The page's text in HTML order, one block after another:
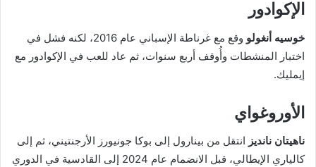
الإكوادور
خوسيه أنغولو
وقع مع غرناطة الإسباني عام 2016، لكنه فشل في
اختبار المنشطات وأُوقف أربع سنوات، ثم عاد للعب في الإكوادور مع
إيمليك.
الأوروغواي
ناهيتان نانديز انتقل من بينارول إلى بوكا جونيورز الأرجنتيني، ثم إلى
كالياري الإيطالي، قبل الانضمام عام 2024 إلى القادسية في الدوري